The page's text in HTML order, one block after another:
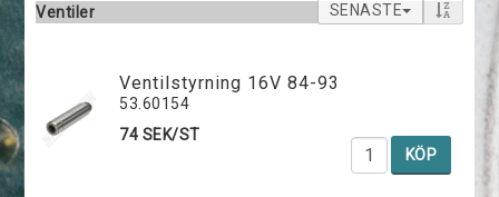
Ventiler
SENASTE
Ventilstyrning 16V 84-93
53.60154
74 SEK/ST
KÖP